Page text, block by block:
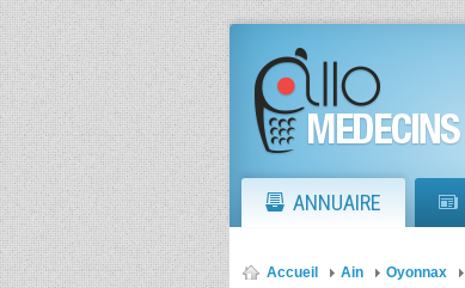
ANNUAIRE
Accueil Ain Oyonnax